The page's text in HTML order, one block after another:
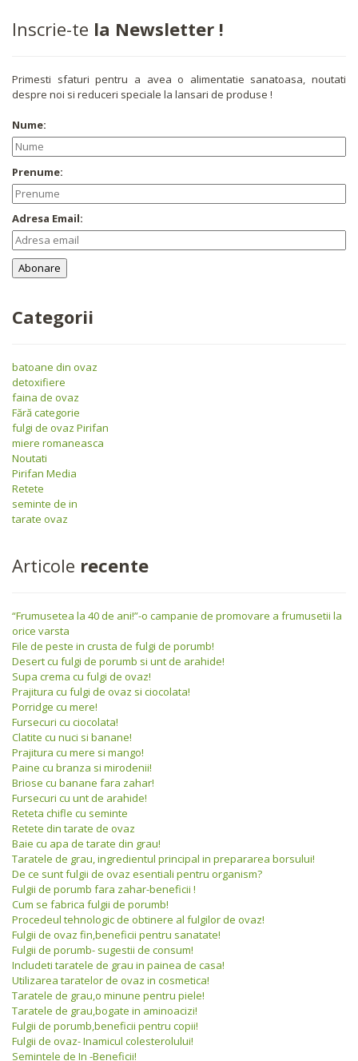
Inscrie-te la Newsletter !
Primesti sfaturi pentru a avea o alimentatie sanatoasa, noutati
despre noi si reduceri speciale la lansari de produse !
Nume:
Prenume:
Adresa Email:
Categorii
batoane din ovaz
detoxifiere
faina de ovaz
Fără categorie
fulgi de ovaz Pirifan
miere romaneasca
Noutati
Pirifan Media
Retete
seminte de in
tarate ovaz
Articole recente
“Frumusetea la 40 de ani!”-o campanie de promovare a frumusetii la
orice varsta
File de peste in crusta de fulgi de porumb!
Desert cu fulgi de porumb si unt de arahide!
Supa crema cu fulgi de ovaz!
Prajitura cu fulgi de ovaz si ciocolata!
Porridge cu mere!
Fursecuri cu ciocolata!
Clatite cu nuci si banane!
Prajitura cu mere si mango!
Paine cu branza si mirodenii!
Briose cu banane fara zahar!
Fursecuri cu unt de arahide!
Reteta chifle cu seminte
Retete din tarate de ovaz
Baie cu apa de tarate din grau!
Taratele de grau, ingredientul principal in prepararea borsului!
De ce sunt fulgii de ovaz esentiali pentru organism?
Fulgii de porumb fara zahar-beneficii !
Cum se fabrica fulgii de porumb!
Procedeul tehnologic de obtinere al fulgilor de ovaz!
Fulgii de ovaz fin,beneficii pentru sanatate!
Fulgii de porumb- sugestii de consum!
Includeti taratele de grau in painea de casa!
Utilizarea taratelor de ovaz in cosmetica!
Taratele de grau,o minune pentru piele!
Taratele de grau,bogate in aminoacizi!
Fulgii de porumb,beneficii pentru copii!
Fulgii de ovaz- Inamicul colesterolului!
Semintele de In -Beneficii!